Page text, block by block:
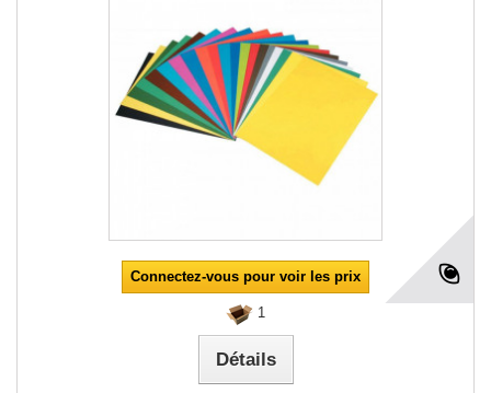
Connectez-vous pour voir les prix
1
Détails